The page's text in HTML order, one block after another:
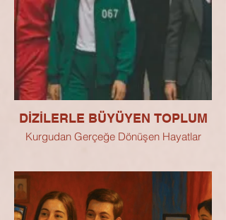
DİZİLERLE BÜYÜYEN TOPLUM
Kurgudan Gerçeğe Dönüşen Hayatlar